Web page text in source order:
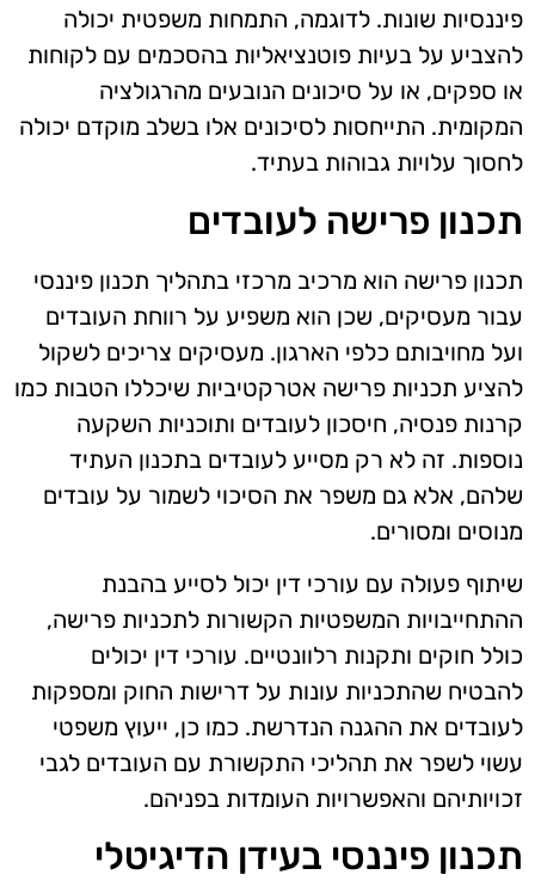
פיננסיות שונות. לדוגמה, התמחות משפטית יכולה
להצביע על בעיות פוטנציאליות בהסכמים עם לקוחות
או ספקים, או על סיכונים הנובעים מהרגולציה
המקומית. התייחסות לסיכונים אלו בשלב מוקדם יכולה
לחסוך עלויות גבוהות בעתיד.
תכנון פרישה לעובדים
תכנון פרישה הוא מרכיב מרכזי בתהליך תכנון פיננסי
עבור מעסיקים, שכן הוא משפיע על רווחת העובדים
ועל מחויבותם כלפי הארגון. מעסיקים צריכים לשקול
להציע תכניות פרישה אטרקטיביות שיכללו הטבות כמו
קרנות פנסיה, חיסכון לעובדים ותוכניות השקעה
נוספות. זה לא רק מסייע לעובדים בתכנון העתיד
שלהם, אלא גם משפר את הסיכוי לשמור על עובדים
מנוסים ומסורים.
שיתוף פעולה עם עורכי דין יכול לסייע בהבנת
ההתחייבויות המשפטיות הקשורות לתכניות פרישה,
כולל חוקים ותקנות רלוונטיים. עורכי דין יכולים
להבטיח שהתכניות עונות על דרישות החוק ומספקות
לעובדים את ההגנה הנדרשת. כמו כן, ייעוץ משפטי
עשוי לשפר את תהליכי התקשורת עם העובדים לגבי
זכויותיהם והאפשרויות העומדות בפניהם.
תכנון פיננסי בעידן הדיגיטלי